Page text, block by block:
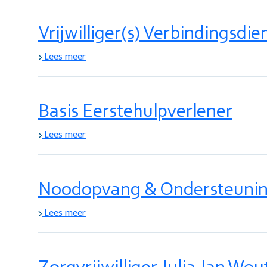
Vrijwilliger(s)
Lees meer
Basis Eerstehulpverlener
Lees meer
Noodopvang &
Lees meer